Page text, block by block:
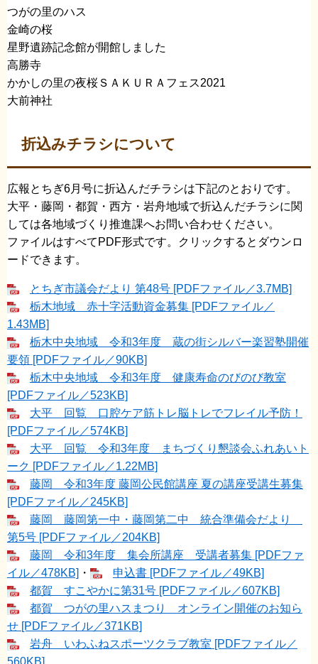
つがの里のハス
​金崎の桜
​星野遺跡記念館が開館しました
​高勝寺
かかしの里の夜桜ＳＡＫＵＲＡフェス2021
​大前神社
折込みチラシについて
広報とちぎ6月号に折込んだチラシは下記のとおりです。
​大平・藤岡・都賀・西方・岩舟地域で折込んだチラシに関
しては各地域づくり推進課へお問い合わせください。
ファイルはすべてPDF形式です。クリックするとダウンロ
ードできます。
とちぎ市議会だより 第48号 [PDFファイル／3.7MB]
栃木地域 赤十字活動資金募集 [PDFファイル／
1.43MB]
栃木中央地域 令和3年度 蔵の街シルバー楽習塾開催
要領 [PDFファイル／90KB]
栃木中央地域 令和3年度 健康寿命のびのび教室
[PDFファイル／523KB]
大平 回覧 口腔ケア筋トレ脳トレでフレイル予防！
[PDFファイル／574KB]
大平 回覧 令和3年度 まちづくり懇談会ふれあいト
ーク [PDFファイル／1.22MB]
藤岡 令和3年度 藤岡公民館講座 夏の講座受講生募集
[PDFファイル／245KB]
藤岡 藤岡第一中・藤岡第二中 統合準備会だより
第5号 [PDFファイル／204KB]
藤岡 令和3年度 集会所講座 受講者募集 [PDFファ
イル／478KB]
・
申込書 [PDFファイル／49KB]
都賀 すこやかに第31号 [PDFファイル／607KB]
都賀 つがの里ハスまつり オンライン開催のお知ら
せ [PDFファイル／371KB]
岩舟 いわふねスポーツクラブ教室 [PDFファイル／